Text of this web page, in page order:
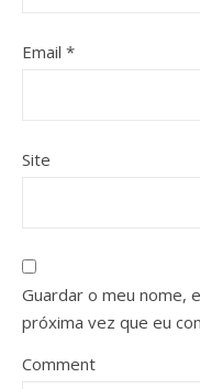
Email *
Site
Guardar o meu nome,
próxima vez que eu
Comment